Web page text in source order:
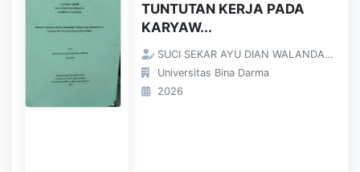
TUNTUTAN KERJA PADA
KARYAW...
SUCI SEKAR AYU DIAN WALANDARI;
Universitas Bina Darma
2026